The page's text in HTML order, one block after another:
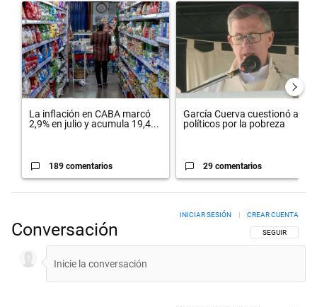
Un artículo de tendencia con el título "La inflación en CABA marcó
La inflación en CABA marcó
2,9% en julio y acumula 19,4...
189 comentarios
Un artículo de tendencia con el
García Cuerva cuestionó a los
políticos por la pobreza
29 comentarios
Conversación SIGA ESTA
SEGUIR
INICIAR SESIÓN CREAR CUENTA